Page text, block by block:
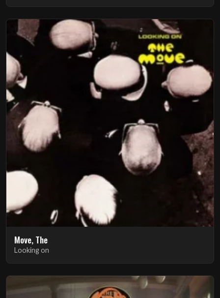
Move, The
Looking on